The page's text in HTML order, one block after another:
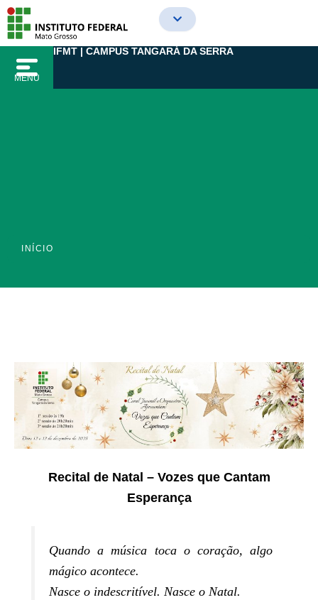
para
conteúdo
MENU
IFMT | CAMPUS TANGARÁ DA SERRA
INÍCIO
Recital de Natal – Vozes que Cantam
Esperança
Quando a música toca o coração, algo
mágico acontece.
Nasce o indescritível. Nasce o Natal.